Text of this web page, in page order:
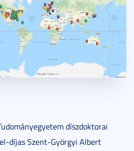
díszdoktorai
díjas Szent-Györgyi Albert